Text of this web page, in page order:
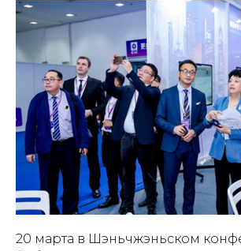
20 марта в Шэньчжэньском